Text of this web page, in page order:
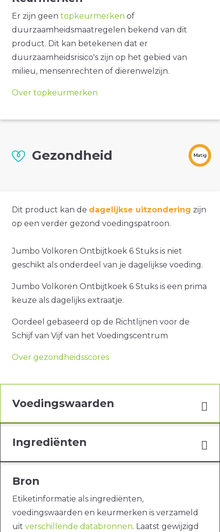
Er zijn geen topkeurmerken of
duurzaamheidsmaatregelen bekend van dit
product. Dit kan betekenen dat er
duurzaamheidsrisico's zijn op het gebied van
milieu, mensenrechten of dierenwelzijn.
Over topkeurmerken
Gezondheid Matig
Dit product kan de dagelijkse uitzondering zijn
op een verder gezond voedingspatroon.
Jumbo Volkoren Ontbijtkoek 6 Stuks is niet
geschikt als onderdeel van je dagelijkse voeding.
Jumbo Volkoren Ontbijtkoek 6 Stuks is een prima
keuze als dagelijks extraatje.
Oordeel gebaseerd op de Richtlijnen voor de
Schijf van Vijf van het Voedingscentrum
Over gezondheidsscores
Voedingswaarden
Ingrediënten
Bron
Etiketinformatie als ingrediënten,
voedingswaarden en keurmerken is verzameld
uit verschillende databronnen. Laatst gewijzigd